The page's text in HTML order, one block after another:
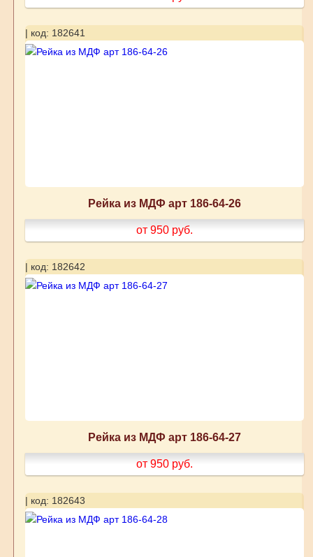
| код: 182641
Рейка из МДФ арт 186-64-26
от 950 руб.
| код: 182642
Рейка из МДФ арт 186-64-27
от 950 руб.
| код: 182643